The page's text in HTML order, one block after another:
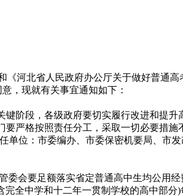
河北省人民政府办公厅关于做好普通
，现就有关事宜通知如下：
阶段，各级政府要切实履行改进和提
严格按照责任分工，采取一切必要措施
位：市委编办、市委保密机要局、市发
会要足额落实省定普通高中生均公用
全中学和十二年一贯制学校的高中部分